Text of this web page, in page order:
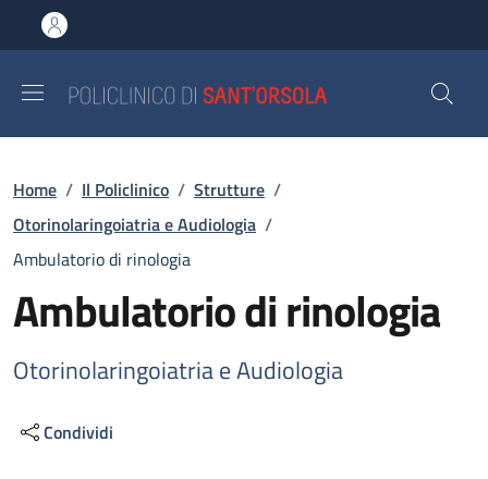
al contenuto principale
to footer content
Briciole di pane
Home / Il Policlinico / Strutture /
Otorinolaringoiatria e Audiologia /
Ambulatorio di rinologia
Ambulatorio di rinologia
Otorinolaringoiatria e Audiologia
Condividi